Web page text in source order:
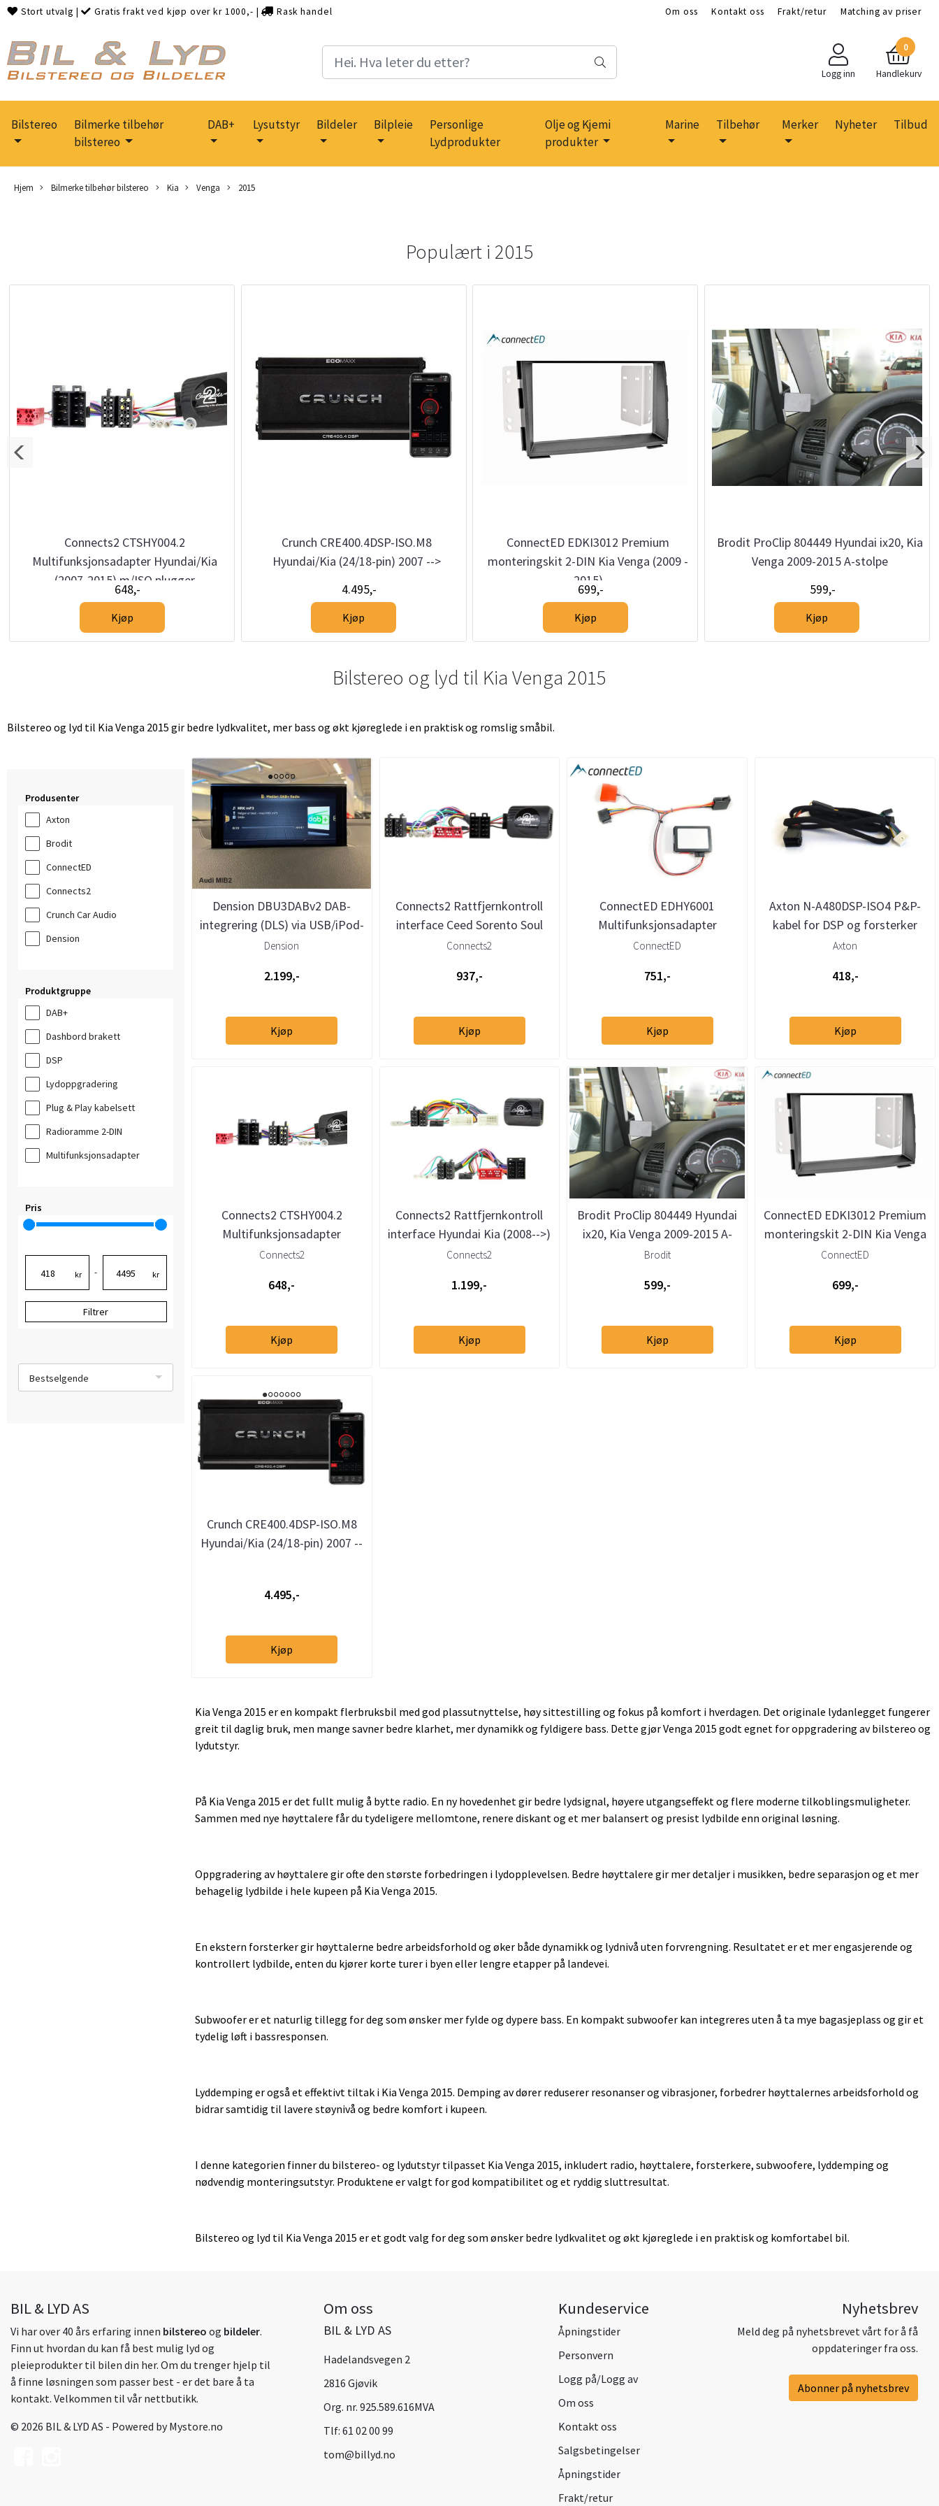
Stort utvalg | Gratis frakt ved kjøp over kr 1000,- | Rask handel Om oss Kontakt oss Frakt/retur Matching av priser
Logg inn
0
Handlekurv
Bilstereo
Bilmerke tilbehør
bilstereo
DAB+ Lysutstyr Bildeler Bilpleie
Personlige
Lydprodukter
Olje og Kjemi
produkter
Marine Tilbehør Merker Nyheter Tilbud
Hjem Bilmerke tilbehør bilstereo Kia Venga 2015
Populært i 2015
Connects2 CTSHY004.2
Multifunksjonsadapter Hyundai/Kia
(2007-2015) m/ISO plugger
648,-
Kjøp
Crunch CRE400.4DSP-ISO.M8
Hyundai/Kia (24/18-pin) 2007 -->
4.495,-
Kjøp
ConnectED EDKI3012 Premium
monteringskit 2-DIN Kia Venga (2009 -
2015)
699,-
Kjøp
Brodit ProClip 804449 Hyundai ix20, Kia
Venga 2009-2015 A-stolpe
599,-
Kjøp
Bilstereo og lyd til Kia Venga 2015
Bilstereo og lyd til Kia Venga 2015 gir bedre lydkvalitet, mer bass og økt kjøreglede i en praktisk og romslig småbil.
Produsenter
Axton
Brodit
ConnectED
Connects2
Crunch Car Audio
Dension
Produktgruppe
DAB+
Dashbord brakett
DSP
Lydoppgradering
Plug & Play kabelsett
Radioramme 2-DIN
Multifunksjonsadapter
Pris
kr - kr
Filtrer
Bestselgende
Dension DBU3DABv2 DAB-
integrering (DLS) via USB/iPod-
inngang
Dension
2.199,-
Kjøp
Connects2 Rattfjernkontroll
interface Ceed Sorento Soul
2009--
Connects2
937,-
Kjøp
ConnectED EDHY6001
Multifunksjonsadapter
Hyundai, Kia (2007 - 2015)
ConnectED
751,-
Kjøp
Axton N-A480DSP-ISO4 P&P-
kabel for DSP og forsterker
Axton
418,-
Kjøp
Connects2 CTSHY004.2
Multifunksjonsadapter
Hyundai/Kia (2007-2015) m/ISO
Connects2
648,-
Kjøp
Connects2 Rattfjernkontroll
interface Hyundai Kia (2008-->)
Connects2
1.199,-
Kjøp
Brodit ProClip 804449 Hyundai
ix20, Kia Venga 2009-2015 A-
stolpe
Brodit
599,-
Kjøp
ConnectED EDKI3012 Premium
monteringskit 2-DIN Kia Venga
(2009 - 2015)
ConnectED
699,-
Kjøp
Crunch CRE400.4DSP-ISO.M8
Hyundai/Kia (24/18-pin) 2007 --
4.495,-
Kjøp
Kia Venga 2015 er en kompakt flerbruksbil med god plassutnyttelse, høy sittestilling og fokus på komfort i hverdagen. Det originale lydanlegget fungerer
greit til daglig bruk, men mange savner bedre klarhet, mer dynamikk og fyldigere bass. Dette gjør Venga 2015 godt egnet for oppgradering av bilstereo og
lydutstyr.
På Kia Venga 2015 er det fullt mulig å bytte radio. En ny hovedenhet gir bedre lydsignal, høyere utgangseffekt og flere moderne tilkoblingsmuligheter.
Sammen med nye høyttalere får du tydeligere mellomtone, renere diskant og et mer balansert og presist lydbilde enn original løsning.
Oppgradering av høyttalere gir ofte den største forbedringen i lydopplevelsen. Bedre høyttalere gir mer detaljer i musikken, bedre separasjon og et mer
behagelig lydbilde i hele kupeen på Kia Venga 2015.
En ekstern forsterker gir høyttalerne bedre arbeidsforhold og øker både dynamikk og lydnivå uten forvrengning. Resultatet er et mer engasjerende og
kontrollert lydbilde, enten du kjører korte turer i byen eller lengre etapper på landevei.
Subwoofer er et naturlig tillegg for deg som ønsker mer fylde og dypere bass. En kompakt subwoofer kan integreres uten å ta mye bagasjeplass og gir et
tydelig løft i bassresponsen.
Lyddemping er også et effektivt tiltak i Kia Venga 2015. Demping av dører reduserer resonanser og vibrasjoner, forbedrer høyttalernes arbeidsforhold og
bidrar samtidig til lavere støynivå og bedre komfort i kupeen.
I denne kategorien finner du bilstereo- og lydutstyr tilpasset Kia Venga 2015, inkludert radio, høyttalere, forsterkere, subwoofere, lyddemping og
nødvendig monteringsutstyr. Produktene er valgt for god kompatibilitet og et ryddig sluttresultat.
Bilstereo og lyd til Kia Venga 2015 er et godt valg for deg som ønsker bedre lydkvalitet og økt kjøreglede i en praktisk og komfortabel bil.
BIL & LYD AS
Vi har over 40 års erfaring innen bilstereo og bildeler.
Finn ut hvordan du kan få best mulig lyd og
pleieprodukter til bilen din her. Om du trenger hjelp til
å finne løsningen som passer best - er det bare å ta
kontakt. Velkommen til vår nettbutikk.
© 2026 BIL & LYD AS - Powered byMystore.no
Om oss
BIL & LYD AS
Hadelandsvegen 2
2816 Gjøvik
Org. nr. 925.589.616MVA
Tlf: 61 02 00 99
tom@billyd.no
Kundeservice
Åpningstider
Personvern
Logg på/Logg av
Om oss
Kontakt oss
Salgsbetingelser
Åpningstider
Frakt/retur
Nyhetsbrev
Meld deg på nyhetsbrevet vårt for å få
oppdateringer fra oss.
Abonner på nyhetsbrev